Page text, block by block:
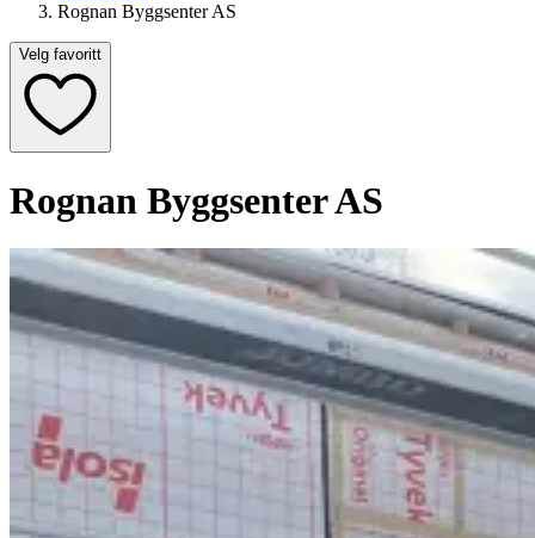
Rognan Byggsenter AS
Velg favoritt
Rognan Byggsenter AS